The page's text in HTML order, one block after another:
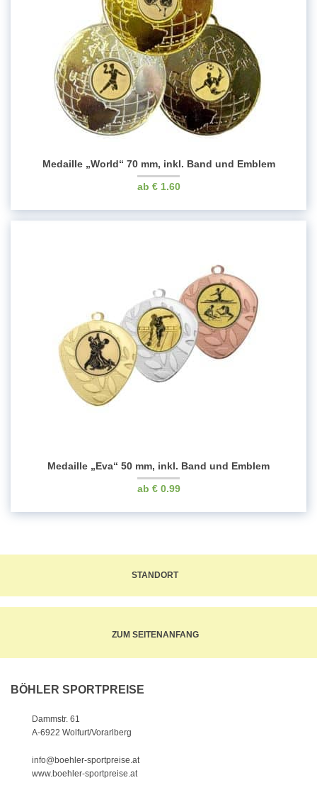
Medaille „World“ 70 mm, inkl. Band und Emblem
€1.60
Medaille „Eva“ 50 mm, inkl. Band und Emblem
€0.99
STANDORT
ZUM SEITENANFANG
BÖHLER SPORTPREISE
Dammstr. 61
A-6922 Wolfurt/Vorarlberg
info@boehler-sportpreise.at
www.boehler-sportpreise.at